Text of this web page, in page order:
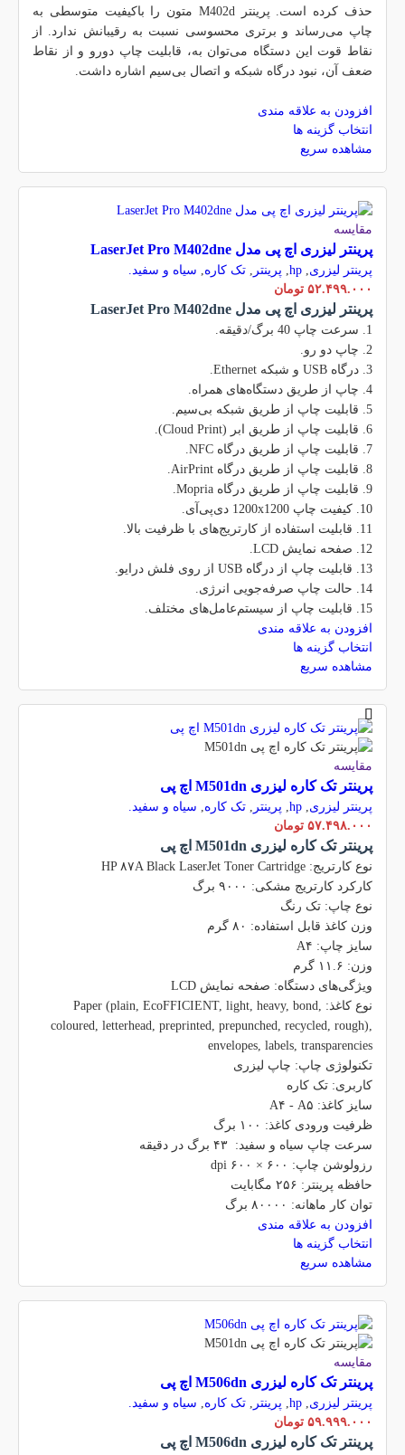
حذف کرده است. پرینتر M402d متون را باکیفیت متوسطی به
چاپ می‌رساند و برتری محسوسی نسبت به رقیبانش ندارد. از
نقاط قوت این دستگاه می‌توان به، قابلیت چاپ دورو و از نقاط
ضعف آن، نبود درگاه شبکه و اتصال بی‌سیم اشاره داشت.
افزودن به علاقه مندی
انتخاب گزینه ها
مشاهده سریع
مقایسه
پرینتر لیزری اچ پی مدل LaserJet Pro M402dne
پرینتر لیزری,
hp
, پرینتر , تک کاره, سیاه و سفید.
۵۲.۴۹۹.۰۰۰ تومان
پرینتر لیزری اچ پی مدل LaserJet Pro M402dne
1. سرعت چاپ 40 برگ/دقیقه.
2. چاپ دو رو.
3. درگاه USB و شبکه Ethernet.
4. چاپ از طریق دستگاه‌های همراه.
5. قابلیت چاپ از طریق شبکه بی‌سیم.
6. قابلیت چاپ از طریق ابر (Cloud Print).
7. قابلیت چاپ از طریق درگاه NFC.
8. قابلیت چاپ از طریق درگاه AirPrint.
9. قابلیت چاپ از طریق درگاه Mopria.
10. کیفیت چاپ 1200x1200 دی‌پی‌آی.
11. قابلیت استفاده از کارتریج‌های با ظرفیت بالا.
12. صفحه نمایش LCD.
13. قابلیت چاپ از درگاه USB از روی فلش درایو.
14. حالت چاپ صرفه‌جویی انرژی.
15. قابلیت چاپ از سیستم‌عامل‌های مختلف.
افزودن به علاقه مندی
انتخاب گزینه ها
مشاهده سریع
مقایسه
پرینتر تک کاره لیزری M501dn اچ پی
پرینتر لیزری,
hp
, پرینتر , تک کاره, سیاه و سفید.
۵۷.۴۹۸.۰۰۰ تومان
پرینتر تک کاره لیزری M501dn اچ پی
نوع کارتریج: HP ۸۷A Black LaserJet Toner Cartridge
کارکرد کارتریج مشکی: ۹۰۰۰ برگ
نوع چاپ: تک رنگ
وزن کاغذ قابل استفاده: ۸۰ گرم
سایز چاپ: A۴
وزن: ۱۱.۶ گرم
ویژگی‌های دستگاه: صفحه نمایش LCD
نوع کاغذ: Paper (plain, EcoFFICIENT, light, heavy, bond,
coloured, letterhead, preprinted, prepunched, recycled, rough),
envelopes, labels, transparencies
تکنولوژی چاپ: چاپ لیزری
کاربری: تک کاره
سایز کاغذ: A۴ - A۵
ظرفیت ورودی کاغذ: ۱۰۰ برگ
سرعت چاپ سیاه و سفید: ۴۳ برگ در دقیقه
رزولوشن چاپ: ۶۰۰ × ۶۰۰ dpi
حافظه پرینتر: ۲۵۶ مگابایت
توان کار ماهانه: ۸۰۰۰۰ برگ
افزودن به علاقه مندی
انتخاب گزینه ها
مشاهده سریع
مقایسه
پرینتر تک کاره لیزری M506dn اچ پی
پرینتر لیزری,
hp
, پرینتر , تک کاره, سیاه و سفید.
۵۹.۹۹۹.۰۰۰ تومان
پرینتر تک کاره لیزری M506dn اچ پی